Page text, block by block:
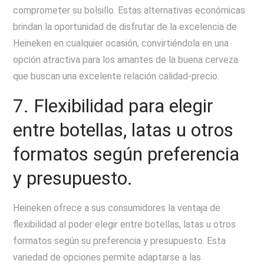
comprometer su bolsillo. Estas alternativas económicas
brindan la oportunidad de disfrutar de la excelencia de
Heineken en cualquier ocasión, convirtiéndola en una
opción atractiva para los amantes de la buena cerveza
que buscan una excelente relación calidad-precio.
7. Flexibilidad para elegir
entre botellas, latas u otros
formatos según preferencia
y presupuesto.
Heineken ofrece a sus consumidores la ventaja de
flexibilidad al poder elegir entre botellas, latas u otros
formatos según su preferencia y presupuesto. Esta
variedad de opciones permite adaptarse a las